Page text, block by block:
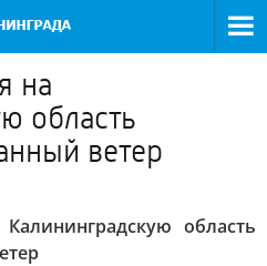
на
область
ветер
область